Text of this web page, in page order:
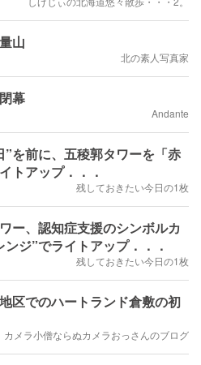
山
北の素人写真家
幕
Andante
”を前に、五稜郭タワーを「赤
トアップ．．．
残しておきたい今日の1枚
ー、認知症支援のシンボルカ
ンジ”でライトアップ．．．
残しておきたい今日の1枚
区でのハートランド倉敷の初
カメラ小僧ならぬカメラおっさんのブログ